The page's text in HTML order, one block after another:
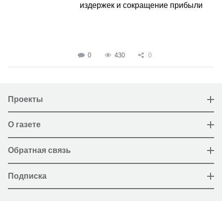
издержек и сокращение прибыли
0 430 0
Проекты
О газете
Обратная связь
Подписка